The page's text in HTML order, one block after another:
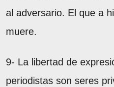
al adversario. El que a
muere.
9- La libertad de
periodistas son seres